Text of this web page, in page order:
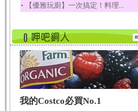
迷迭香
酸、迷迭香酸、植物...
咖啡
咖啡中的咖啡因會刺激
中樞神經系統，特別...
椰子
椰子含有糖類、脂肪、
‧ 【優雅玩廚】一次搞定！料理...
我的Costco必買No.1